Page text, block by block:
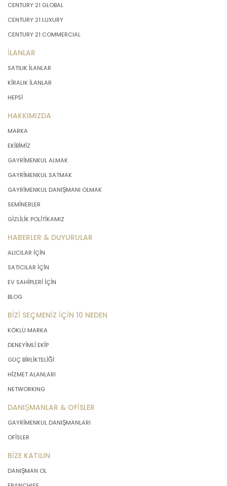
CENTURY 21 GLOBAL
CENTURY 21 LUXURY
CENTURY 21 COMMERCIAL
İLANLAR
SATILIK İLANLAR
KİRALIK İLANLAR
HEPSİ
HAKKIMIZDA
MARKA
EKİBİMİZ
GAYRİMENKUL ALMAK
GAYRİMENKUL SATMAK
GAYRİMENKUL DANIŞMANI OLMAK
SEMİNERLER
GİZLİLİK POLİTİKAMIZ
HABERLER & DUYURULAR
ALICILAR İÇİN
SATICILAR İÇİN
EV SAHİPLERİ İÇİN
BLOG
BİZİ SEÇMENİZ İÇİN 10 NEDEN
KÖKLÜ MARKA
DENEYİMLİ EKİP
GÜÇ BİRLİKTELİĞİ
HİZMET ALANLARI
NETWORKING
DANIŞMANLAR & OFİSLER
GAYRİMENKUL DANIŞMANLARI
OFİSLER
BİZE KATILIN
DANIŞMAN OL